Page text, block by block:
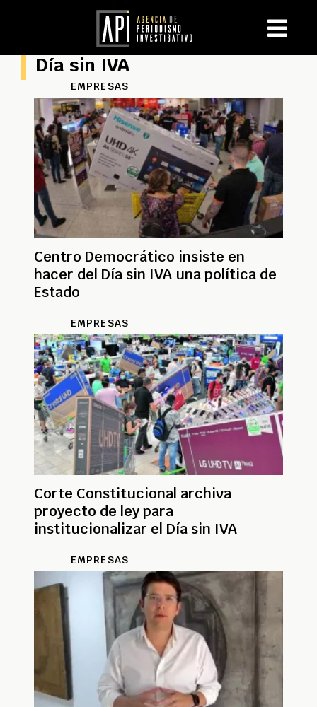
Día sin IVA
EMPRESAS
Centro Democrático insiste en
hacer del Día sin IVA una política de
Estado
EMPRESAS
Corte Constitucional archiva
proyecto de ley para
institucionalizar el Día sin IVA
EMPRESAS